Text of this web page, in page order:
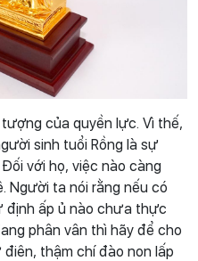
của quyền lực. Vì thế,
sinh tuổi Rồng là sự
với họ, việc nào càng
Người ta nói rằng nếu có
định ấp ủ nào chưa thực
phân vân thì hãy để cho
thậm chí đào non lấp